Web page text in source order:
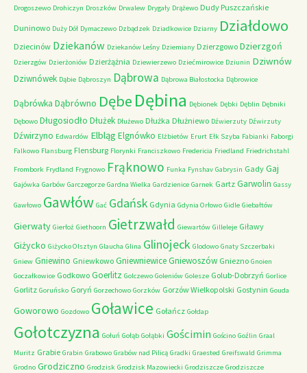
Drogoszewo Drohiczyn Droszków Drwalew Drygały Drążewo Dudy Puszczańskie
Duninowo Duży Dół Dymaczewo Dzbądzek Dziadkowice Dziarny Działdowo
Dziecinów Dziekanów Dziekanów Leśny Dziemiany Dzierzgowo Dzierzgoń
Dzierzgów Dzierżoniów Dzierżążnia Dziewierzewo Dziećmirowice Dziunin Dziwnów
Dziwnówek Dąbie Dąbroszyn Dąbrowa Dąbrowa Białostocka Dąbrowice
Dąbrówka Dąbrówno Dębe Dębina Dębionek Dębki Dęblin Dębniki
Dębowo Długosiodło Dłużek Dłużewo Dłużka Dłużniewo Dźwierzuty Dźwirzuty
Dźwirzyno Edwardów Elbląg Elgnówko Elżbietów Erurt Ełk Szyba Fabianki Faborgi
Falkowo Flansburg Flensburg Florynki Franciszkowo Fredericia Friedland Friedrichstahl
Frombork Frydland Frygnowo Frąknowo Funka Fynshav Gabrysin Gady Gaj
Gajówka Garbów Garczegorze Gardna Wielka Gardzienice Garnek Gartz Garwolin Gassy
Gawłowo Gawłów Gać Gdańsk Gdynia Gdynia Orłowo Gidle Giebałtów
Gierwaty Gierłoż Giethoorn Gietrzwałd Giewartów Gilleleje Giławy
Giżycko Giżycko Olsztyn Glaucha Glina Glinojeck Glodowo Gnaty Szczerbaki
Gniew Gniewino Gniewkowo GniewniewiceGniewoszów Gniezno Gnoien
Goczałkowice Godkowo Goerlitz Golczewo Goleniów Golesze Golub-Dobrzyń Gorlice
Gorlitz Goruńsko Goryń Gorzechowo Gorzków Gorzów Wielkopolski Gostynin Gouda
Goworowo Gozdowo Goławice Gołańcz Gołdap
Gołotczyzna Gołuń Gołąb Gołąbki Gościmin Gościno Goźlin Graal
Muritz Grabie Grabin Grabowo Grabów nad Pilicą Gradki Graested Greifswald Grimma
Grodno Grodziczno Grodzisk Grodzisk Mazowiecki Grodziszcze Grodziszcze